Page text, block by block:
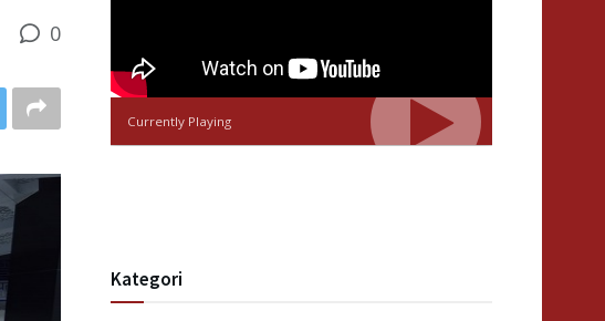
0
Currently Playing
Kategori